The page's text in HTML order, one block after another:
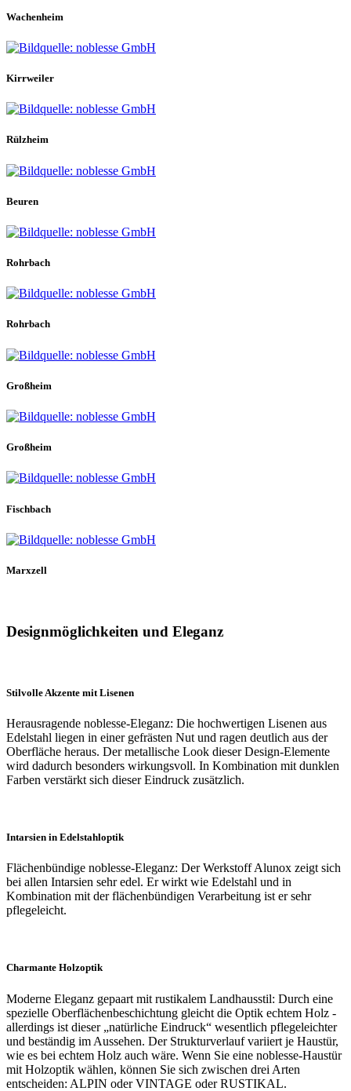
Wachenheim
Kirrweiler
Rülzheim
Beuren
Rohrbach
Rohrbach
Großheim
Großheim
Fischbach
Marxzell
Designmöglichkeiten und Eleganz
Stilvolle Akzente mit Lisenen
Herausragende noblesse-Eleganz: Die hochwertigen Lisenen aus
Edelstahl liegen in einer gefrästen Nut und ragen deutlich aus der
Oberfläche heraus. Der metallische Look dieser Design-Elemente
wird dadurch besonders wirkungsvoll. In Kombination mit dunklen
Farben verstärkt sich dieser Eindruck zusätzlich.
Intarsien in Edelstahloptik
Flächenbündige noblesse-Eleganz: Der Werkstoff Alunox zeigt sich
bei allen Intarsien sehr edel. Er wirkt wie Edelstahl und in
Kombination mit der flächenbündigen Verarbeitung ist er sehr
pflegeleicht.
Charmante Holzoptik
Moderne Eleganz gepaart mit rustikalem Landhausstil: Durch eine
spezielle Oberflächenbeschichtung gleicht die Optik echtem Holz -
allerdings ist dieser „natürliche Eindruck“ wesentlich pflegeleichter
und beständig im Aussehen. Der Strukturverlauf variiert je Haustür,
wie es bei echtem Holz auch wäre. Wenn Sie eine noblesse-Haustür
mit Holzoptik wählen, können Sie sich zwischen drei Arten
entscheiden: ALPIN oder VINTAGE oder RUSTIKAL.